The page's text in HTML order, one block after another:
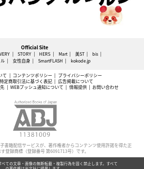
Official Site
VERY STORY HERS Mart 美ST
bis
女性自身 SmartFLASH kokode.jp
て コンテンツポリシー
プライバシーポリシー
特定商取引法に基づく表記
広告掲載について
WEBプッシュ通知について 情報提供 お問い合わせ
書籍配信サービスが、著作権者からコンテンツ使用許諾を得た正
登録商標（登録番号 第6091713号）です。
ての文章・画像の無断転載・複製行為を固く禁止します。すべて